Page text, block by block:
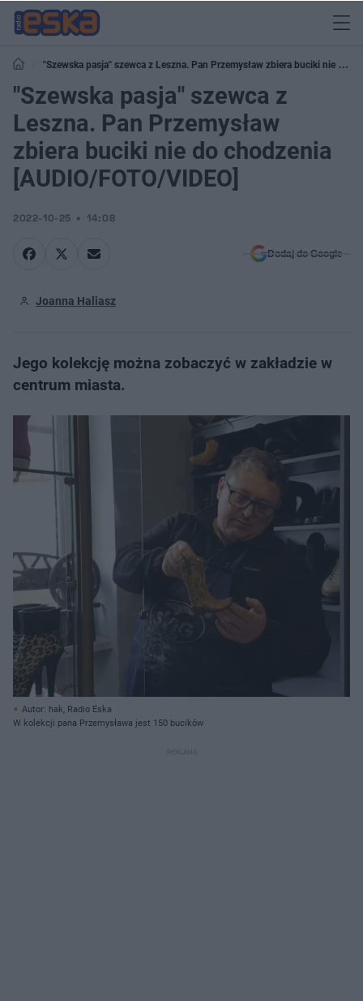
"Szewska pasja" szewca z Leszna. Pan Przemysław zbiera buciki nie do
chodzenia [AUDIO/FOTO/VIDEO]
"Szewska pasja" szewca z
Leszna. Pan Przemysław
zbiera buciki nie do chodzenia
[AUDIO/FOTO/VIDEO]
2022-10-25 14:08
Dodaj do Google
Joanna Haliasz
Jego kolekcję można zobaczyć w zakładzie w
centrum miasta.
Autor: hak, Radio Eska
W kolekcji pana Przemysława jest 150 bucików